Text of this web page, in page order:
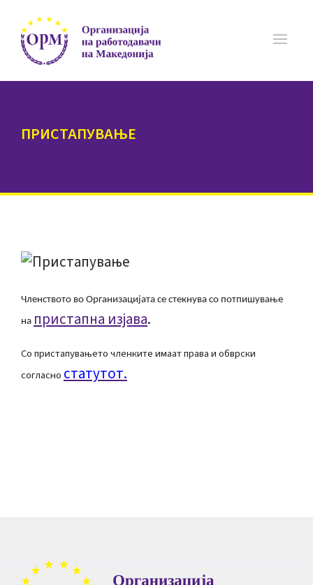
ПРИСТАПУВАЊЕ
Членството во Организацијата се стекнува со потпишување
на пристапна изјава.
Со пристапувањето членките имаат права и обврски
согласно статутот.